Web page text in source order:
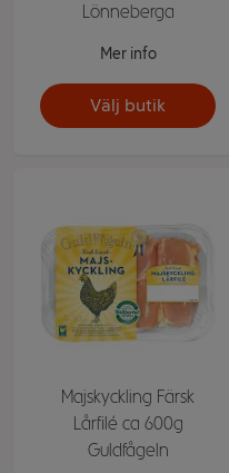
Lönneberga
Mer info
Välj butik
Majskyckling Färsk
Lårfilé ca 600g
Guldfågeln